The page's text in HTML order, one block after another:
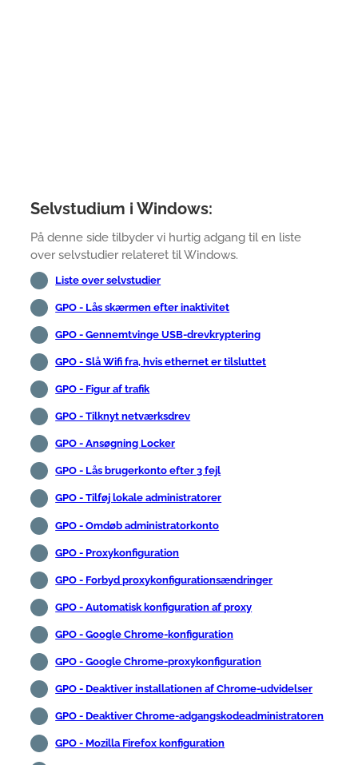
Selvstudium i Windows:
På denne side tilbyder vi hurtig adgang til en liste
over selvstudier relateret til Windows.
Liste over selvstudier
GPO - Lås skærmen efter inaktivitet
GPO - Gennemtvinge USB-drevkryptering
GPO - Slå Wifi fra, hvis ethernet er tilsluttet
GPO - Figur af trafik
GPO - Tilknyt netværksdrev
GPO - Ansøgning Locker
GPO - Lås brugerkonto efter 3 fejl
GPO - Tilføj lokale administratorer
GPO - Omdøb administratorkonto
GPO - Proxykonfiguration
GPO - Forbyd proxykonfigurationsændringer
GPO - Automatisk konfiguration af proxy
GPO - Google Chrome-konfiguration
GPO - Google Chrome-proxykonfiguration
GPO - Deaktiver installationen af Chrome-udvidelser
GPO - Deaktiver Chrome-adgangskodeadministratoren
GPO - Mozilla Firefox konfiguration